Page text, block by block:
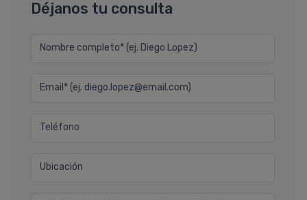
Déjanos tu consulta
Nombre completo* (ej. Diego Lopez)
Email* (ej. diego.lopez@email.com)
Teléfono
Ubicación